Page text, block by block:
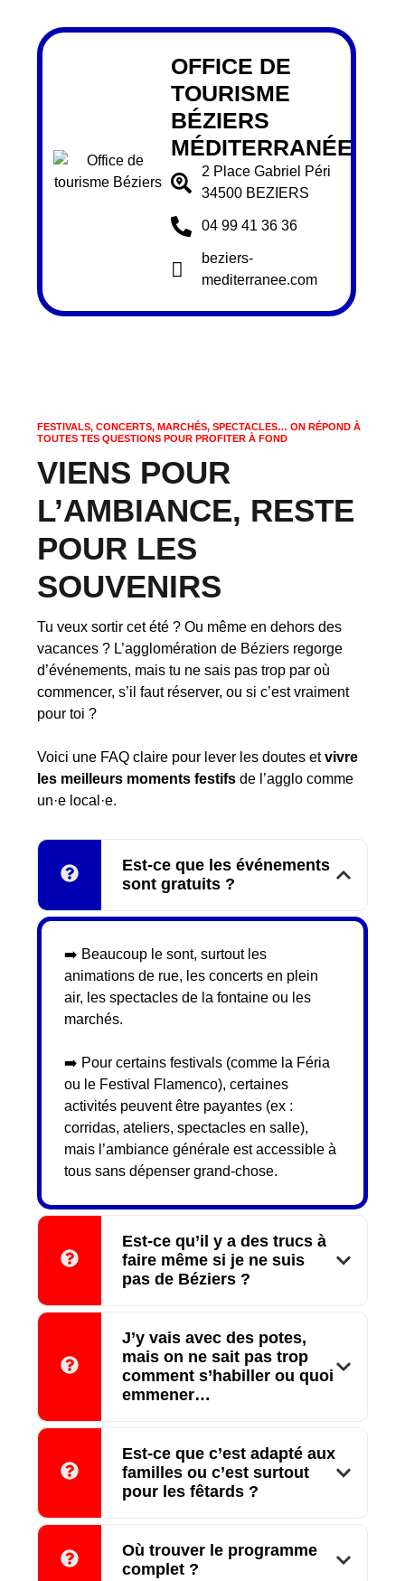
OFFICE DE
TOURISME
BÉZIERS
MÉDITERRANÉE
2 Place Gabriel Péri
34500 BEZIERS
04 99 41 36 36
beziers-
mediterranee.com
FESTIVALS, CONCERTS, MARCHÉS, SPECTACLES… ON RÉPOND À
TOUTES TES QUESTIONS POUR PROFITER À FOND
VIENS POUR
L’AMBIANCE, RESTE
POUR LES
SOUVENIRS
Tu veux sortir cet été ? Ou même en dehors des
vacances ? L’agglomération de Béziers regorge
d’événements, mais tu ne sais pas trop par où
commencer, s’il faut réserver, ou si c’est vraiment
pour toi ?
Voici une FAQ claire pour lever les doutes etvivre
les meilleurs moments festifs de l’agglo comme
un·e local·e.
Est-ce que les événements
sont gratuits ?
➡️ Beaucoup le sont, surtout les
animations de rue, les concerts en plein
air, les spectacles de la fontaine ou les
marchés.
➡️ Pour certains festivals (comme la Féria
ou le Festival Flamenco), certaines
activités peuvent être payantes (ex :
corridas, ateliers, spectacles en salle),
mais l’ambiance générale est accessible à
tous sans dépenser grand-chose.
Est-ce qu’il y a des trucs à
faire même si je ne suis
pas de Béziers ?
J’y vais avec des potes,
mais on ne sait pas trop
comment s’habiller ou quoi
emmener…
Est-ce que c’est adapté aux
familles ou c’est surtout
pour les fêtards ?
Où trouver le programme
complet ?